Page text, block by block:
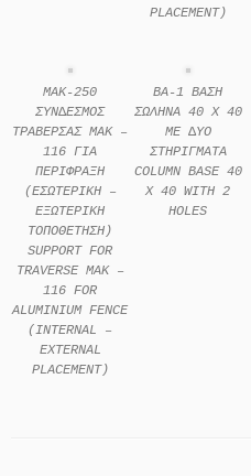
PLACEMENT)
MAK-250
ΣΥΝ∆ΕΣΜΟΣ
ΤΡΑΒΕΡΣΑΣ MAK –
116 ΓΙΑ
ΠΕΡΙΦΡΑΞΗ
(ΕΣΩΤΕΡΙΚΗ –
ΕΞΩΤΕΡΙΚΗ
ΤΟΠΟΘΕΤΗΣΗ)
SUPPORT FOR
TRAVERSE MAK –
116 FOR
ALUMINIUM FENCE
(INTERNAL –
EXTERNAL
PLACEMENT)
ΒΑ-1 ΒΑΣΗ
ΣΩΛΗΝΑ 40 X 40
ΜΕ ∆ΥΟ
ΣΤΗΡΙΓΜΑΤΑ
COLUMN BASE 40
X 40 WITH 2
HOLES